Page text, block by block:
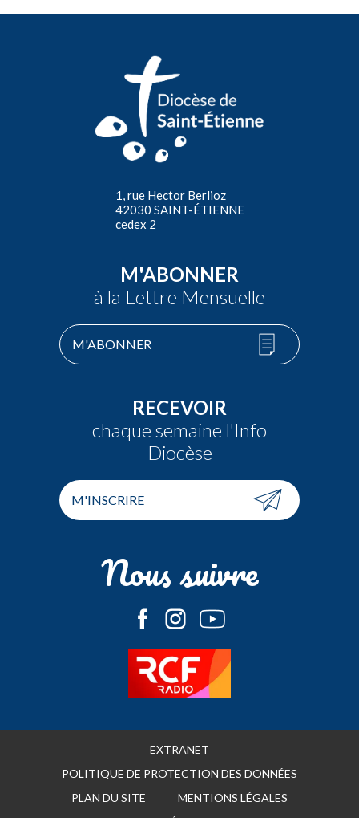
1, rue Hector Berlioz
42030 SAINT-ÉTIENNE
cedex 2
M'ABONNER
à la Lettre Mensuelle
M'ABONNER
RECEVOIR
chaque semaine l'Info
Diocèse
M'INSCRIRE
Nous suivre
EXTRANET
POLITIQUE DE PROTECTION DES DONNÉES
PLAN DU SITE
MENTIONS LÉGALES